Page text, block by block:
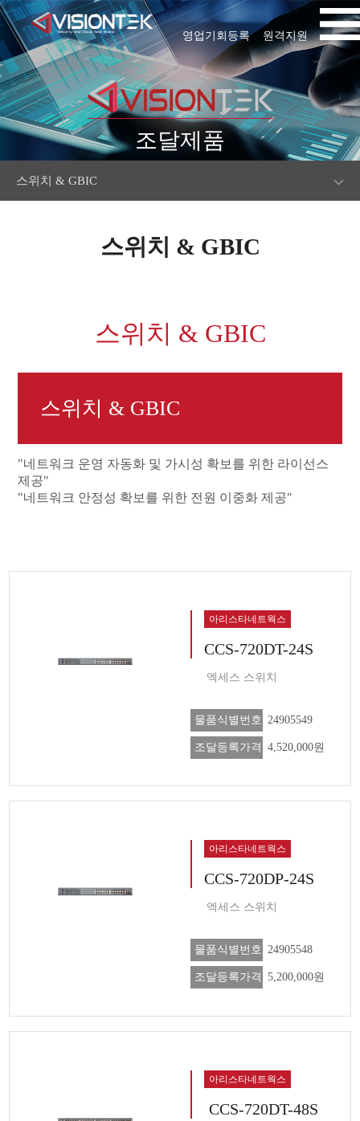
원격지원
영업기회등록
조달제품
스위치 & GBIC
스위치 & GBIC
스위치 & GBIC
스위치 & GBIC
"네트워크 운영 자동화 및 가시성 확보를 위한 라이선스
제공"
"네트워크 안정성 확보를 위한 전원 이중화 제공"
아리스타네트웍스
CCS-720DT-24S
엑세스 스위치
물품식별번호 24905549
조달등록가격 4,520,000원
아리스타네트웍스
CCS-720DP-24S
엑세스 스위치
물품식별번호 24905548
조달등록가격 5,200,000원
아리스타네트웍스
CCS-720DT-48S